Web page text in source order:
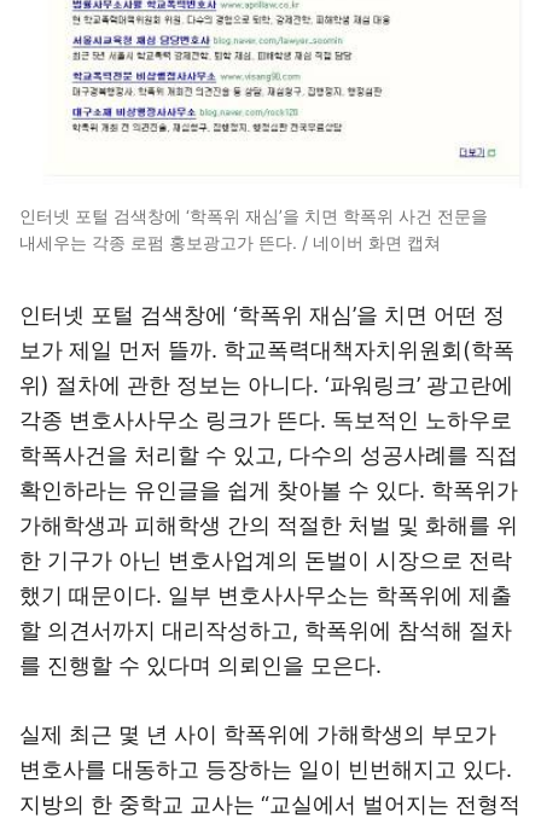
인터넷 포털 검색창에 ‘학폭위 재심’을 치면 학폭위 사건 전문을
내세우는 각종 로펌 홍보광고가 뜬다. / 네이버 화면 캡쳐
인터넷 포털 검색창에 ‘학폭위 재심’을 치면 어떤 정
보가 제일 먼저 뜰까. 학교폭력대책자치위원회(학폭
위) 절차에 관한 정보는 아니다. ‘파워링크’ 광고란에
각종 변호사사무소 링크가 뜬다. 독보적인 노하우로
학폭사건을 처리할 수 있고, 다수의 성공사례를 직접
확인하라는 유인글을 쉽게 찾아볼 수 있다. 학폭위가
가해학생과 피해학생 간의 적절한 처벌 및 화해를 위
한 기구가 아닌 변호사업계의 돈벌이 시장으로 전락
했기 때문이다. 일부 변호사사무소는 학폭위에 제출
할 의견서까지 대리작성하고, 학폭위에 참석해 절차
를 진행할 수 있다며 의뢰인을 모은다.
실제 최근 몇 년 사이 학폭위에 가해학생의 부모가
변호사를 대동하고 등장하는 일이 빈번해지고 있다.
지방의 한 중학교 교사는 “교실에서 벌어지는 전형적